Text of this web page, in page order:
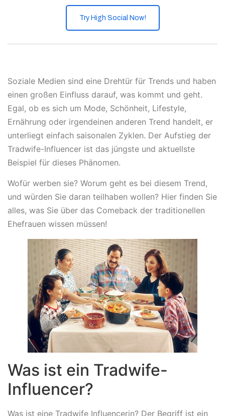
Try High Social Now!
Soziale Medien sind eine Drehtür für Trends und haben
einen großen Einfluss darauf, was kommt und geht.
Egal, ob es sich um Mode, Schönheit, Lifestyle,
Ernährung oder irgendeinen anderen Trend handelt, er
unterliegt einfach saisonalen Zyklen. Der Aufstieg der
Tradwife-Influencer ist das jüngste und aktuellste
Beispiel für dieses Phänomen.
Wofür werben sie? Worum geht es bei diesem Trend,
und würden Sie daran teilhaben wollen? Hier finden Sie
alles, was Sie über das Comeback der traditionellen
Ehefrauen wissen müssen!
Was ist ein Tradwife-
Influencer?
Was ist eine Tradwife Influencerin? Der Begriff ist ein